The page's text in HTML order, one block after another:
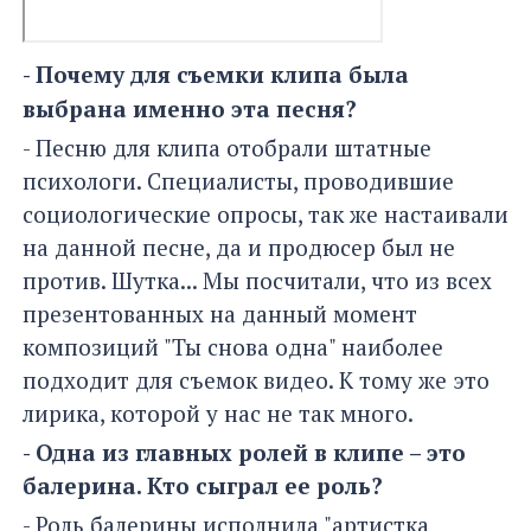
- Почему для съемки клипа была
выбрана именно эта песня?
- Песню для клипа отобрали штатные
психологи. Специалисты, проводившие
социологические опросы, так же настаивали
на данной песне, да и продюсер был не
против. Шутка... Мы посчитали, что из всех
презентованных на данный момент
композиций "Ты снова одна" наиболее
подходит для съемок видео. К тому же это
лирика, которой у нас не так много.
- Одна из главных ролей в клипе – это
балерина. Кто сыграл ее роль?
- Роль балерины исполнила "артистка